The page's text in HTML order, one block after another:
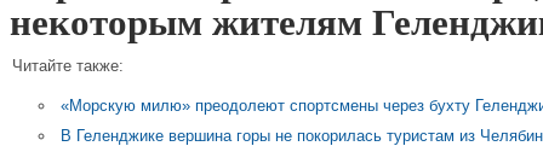
некоторым жителям
Читайте также:
«Морскую милю» преодолеют спортсмены через бухту
В Геленджике вершина горы не покорилась туристам из